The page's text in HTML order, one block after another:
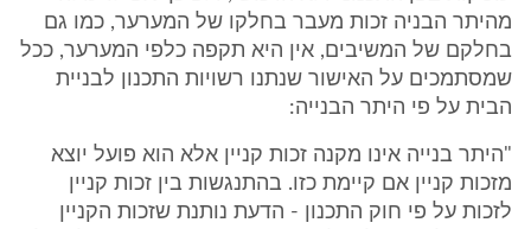
מהיתר הבניה זכות מעבר בחלקו של המערער, כמו גם
בחלקם של המשיבים, אין היא תקפה כלפי המערער, ככל
שמסתמכים על האישור שנתנו רשויות התכנון לבניית
הבית על פי היתר הבנייה:
"היתר בנייה אינו מקנה זכות קניין אלא הוא פועל יוצא
מזכות קניין אם קיימת כזו. בהתנגשות בין זכות קניין
לזכות על פי חוק התכנון - הדעת נותנת שזכות הקניין